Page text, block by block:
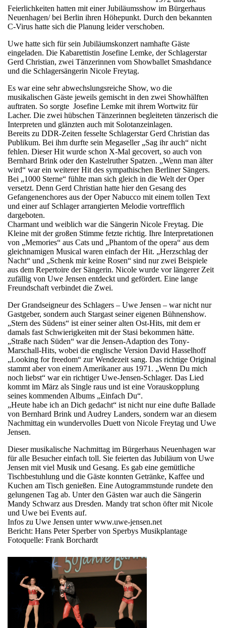
Feierlichkeiten hatten mit einer Jubiläumsshow im Bürgerhaus
Neuenhagen/ bei Berlin ihren Höhepunkt. Durch den bekannten
C-Virus hatte sich die Planung leider verschoben.
Uwe hatte sich für sein Jubiläumskonzert namhafte Gäste
eingeladen. Die Kabarettistin Josefine Lemke, der Schlagerstar
Gerd Christian, zwei Tänzerinnen vom Showballet Smashdance
und die Schlagersängerin Nicole Freytag.
Es war eine sehr abwechslungsreiche Show, wo die
musikalischen Gäste jeweils gemischt in den zwei Showhälften
auftraten. So sorgte Josefine Lemke mit ihrem Wortwitz für
Lacher. Die zwei hübschen Tänzerinnen begleiteten tänzerisch die
Interpreten und glänzten auch mit Solotanzeinlagen.
Bereits zu DDR-Zeiten fesselte Schlagerstar Gerd Christian das
Publikum. Bei ihm durfte sein Megaseller „Sag ihr auch“ nicht
fehlen. Dieser Hit wurde schon X-Mal gecovert, so auch von
Bernhard Brink oder den Kastelruther Spatzen. „Wenn man älter
wird“ war ein weiterer Hit des sympathischen Berliner Sängers.
Bei „1000 Sterne“ fühlte man sich gleich in die Welt der Oper
versetzt. Denn Gerd Christian hatte hier den Gesang des
Gefangenenchores aus der Oper Nabucco mit einem tollen Text
und einer auf Schlager arrangierten Melodie vortrefflich
dargeboten.
Charmant und weiblich war die Sängerin Nicole Freytag. Die
Kleine mit der großen Stimme fetzte richtig. Ihre Interpretationen
von „Memories“ aus Cats und „Phantom of the opera“ aus dem
gleichnamigen Musical waren einfach der Hit. „Herzschlag der
Nacht“ und „Schenk mir keine Rosen“ sind nur zwei Beispiele
aus dem Repertoire der Sängerin. Nicole wurde vor längerer Zeit
zufällig von Uwe Jensen entdeckt und gefördert. Eine lange
Freundschaft verbindet die Zwei.
Der Grandseigneur des Schlagers – Uwe Jensen – war nicht nur
Gastgeber, sondern auch Stargast seiner eigenen Bühnenshow.
„Stern des Südens“ ist einer seiner alten Ost-Hits, mit dem er
damals fast Schwierigkeiten mit der Stasi bekommen hätte.
„Straße nach Süden“ war die Jensen-Adaption des Tony-
Marschall-Hits, wobei die englische Version David Hasselhoff
„Looking for freedom“ zur Wendezeit sang. Das richtige Original
stammt aber von einem Amerikaner aus 1971. „Wenn Du mich
noch liebst“ war ein richtiger Uwe-Jensen-Schlager. Das Lied
kommt im März als Single raus und ist eine Vorauskopplung
seines kommenden Albums „Einfach Du“.
„Heute habe ich an Dich gedacht“ ist nicht nur eine dufte Ballade
von Bernhard Brink und Audrey Landers, sondern war an diesem
Nachmittag ein wundervolles Duett von Nicole Freytag und Uwe
Jensen.
Dieser musikalische Nachmittag im Bürgerhaus Neuenhagen war
für alle Besucher einfach toll. Sie feierten das Jubiläum von Uwe
Jensen mit viel Musik und Gesang. Es gab eine gemütliche
Tischbestuhlung und die Gäste konnten Getränke, Kaffee und
Kuchen am Tisch genießen. Eine Autogrammstunde rundete den
gelungenen Tag ab. Unter den Gästen war auch die Sängerin
Mandy Schwarz aus Dresden. Mandy trat schon öfter mit Nicole
und Uwe bei Events auf.
Infos zu Uwe Jensen unter www.uwe-jensen.net
Bericht: Hans Peter Sperber von Sperbys Musikplantage
Fotoquelle: Frank Borchardt